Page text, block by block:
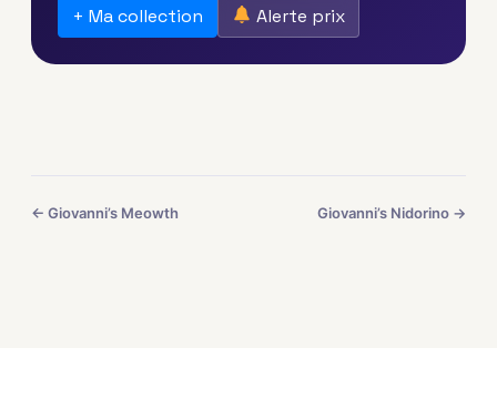
+ Ma collection Alerte prix
← Giovanni’s Meowth Giovanni’s Nidorino →